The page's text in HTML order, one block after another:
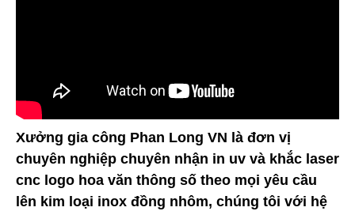
Xưởng gia công Phan Long VN là đơn vị
chuyên nghiệp chuyên nhận in uv và khắc laser
cnc logo hoa văn thông số theo mọi yêu cầu
lên kim loại inox đồng nhôm, chúng tôi với hệ